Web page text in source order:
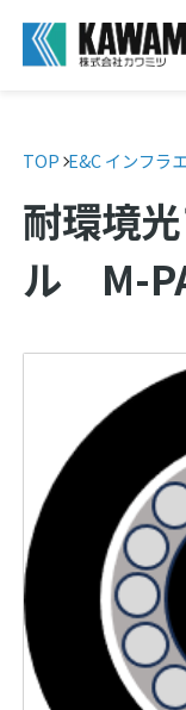
TOP E&C インフラ
耐環境
ル M-